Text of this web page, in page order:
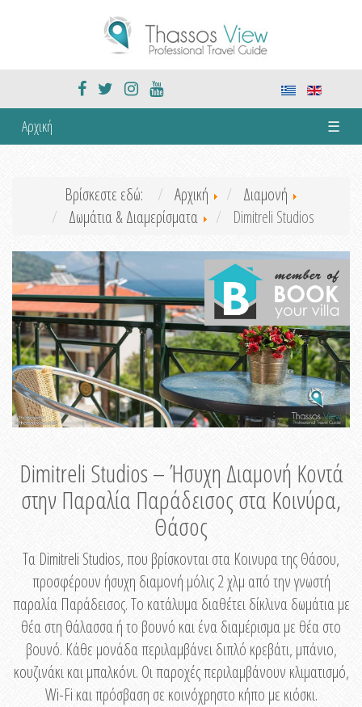
Αρχική ☰
Βρίσκεστε εδώ: Αρχική
Διαμονή
Δωμάτια & Διαμερίσματα
Dimitreli Studios
Dimitreli Studios – Ήσυχη Διαμονή Κοντά
στην Παραλία Παράδεισος στα Κοινύρα,
Θάσος
Τα Dimitreli Studios, που βρίσκονται στα Κοινυρα της Θάσου,
προσφέρουν ήσυχη διαμονή μόλις 2 χλμ από την γνωστή
παραλία Παράδεισος. Το κατάλυμα διαθέτει δίκλινα δωμάτια με
θέα στη θάλασσα ή το βουνό και ένα διαμέρισμα με θέα στο
βουνό. Κάθε μονάδα περιλαμβάνει διπλό κρεβάτι, μπάνιο,
κουζινάκι και μπαλκόνι. Οι παροχές περιλαμβάνουν κλιματισμό,
Wi-Fi και πρόσβαση σε κοινόχρηστο κήπο με κιόσκι.